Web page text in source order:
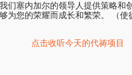
们塞内加尔的领导人提供策略和
为您的荣耀而成长和繁荣。 （使
点击收听今天的代祷项目